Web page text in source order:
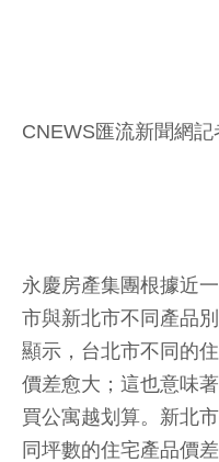
CNEWS匯流新聞網
永慶房產集團根據近
市與新北市不同產品
顯示，台北市不同的
價差愈大；這也意味
買公寓越划算。新北
同坪數的住宅產品價